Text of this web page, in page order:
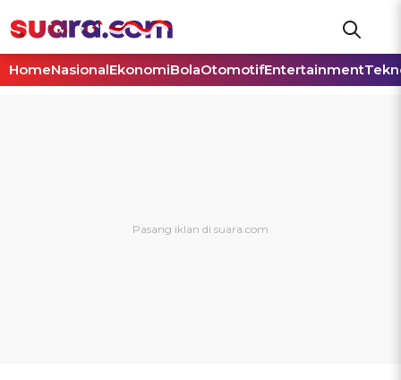
HomeNasionalEkonomiBolaOtomotifEntertainment